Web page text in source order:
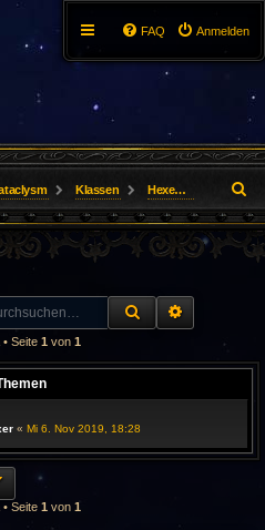
Anmelden
FAQ
Klassen Hexenmeister
u
c
SUCHE
Seite 1 von 1
« Mi 6. Nov 2019, 18:28
Seite 1 von 1